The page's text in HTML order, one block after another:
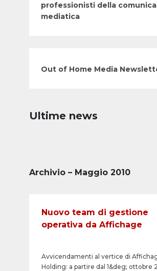
professionisti della
mediatica
Out of Home Media
Ultime news
Archivio – Maggio 2010
Nuovo team di gestione
operativa da Affichage
Avvicendamenti al vertice di
Holding: a partire dal 1&deg; ottobre 2010 il